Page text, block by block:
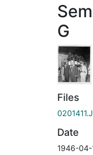
G
Files
Date
1946-04-